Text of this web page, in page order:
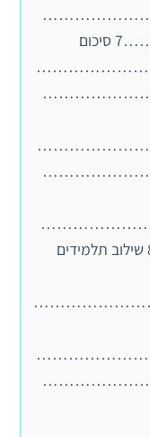
………………………………………7 סיכום
…………………………………8 שילוב תלמידים